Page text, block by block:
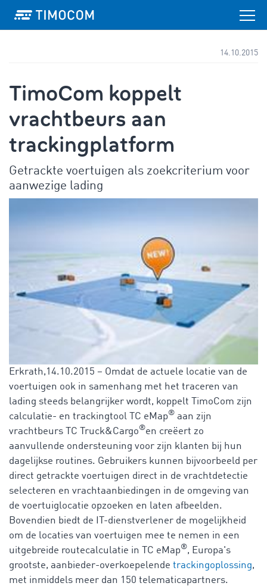
14.10.2015
TimoCom koppelt
vrachtbeurs aan
trackingplatform
Getrackte voertuigen als zoekcriterium voor
aanwezige lading
Erkrath,14.10.2015 – Omdat de actuele locatie van de
voertuigen ook in samenhang met het traceren van
lading steeds belangrijker wordt, koppelt TimoCom zijn
calculatie- en trackingtool TC eMap® aan zijn
vrachtbeurs TC Truck&Cargo®en creëert zo
aanvullende ondersteuning voor zijn klanten bij hun
dagelijkse routines. Gebruikers kunnen bijvoorbeeld per
direct getrackte voertuigen direct in de vrachtdetectie
selecteren en vrachtaanbiedingen in de omgeving van
de voertuiglocatie opzoeken en laten afbeelden.
Bovendien biedt de IT-dienstverlener de mogelijkheid
om de locaties van voertuigen mee te nemen in een
uitgebreide routecalculatie in TC eMap®, Europa's
grootste, aanbieder-overkoepelende trackingoplossing,
met inmiddels meer dan 150 telematicapartners.